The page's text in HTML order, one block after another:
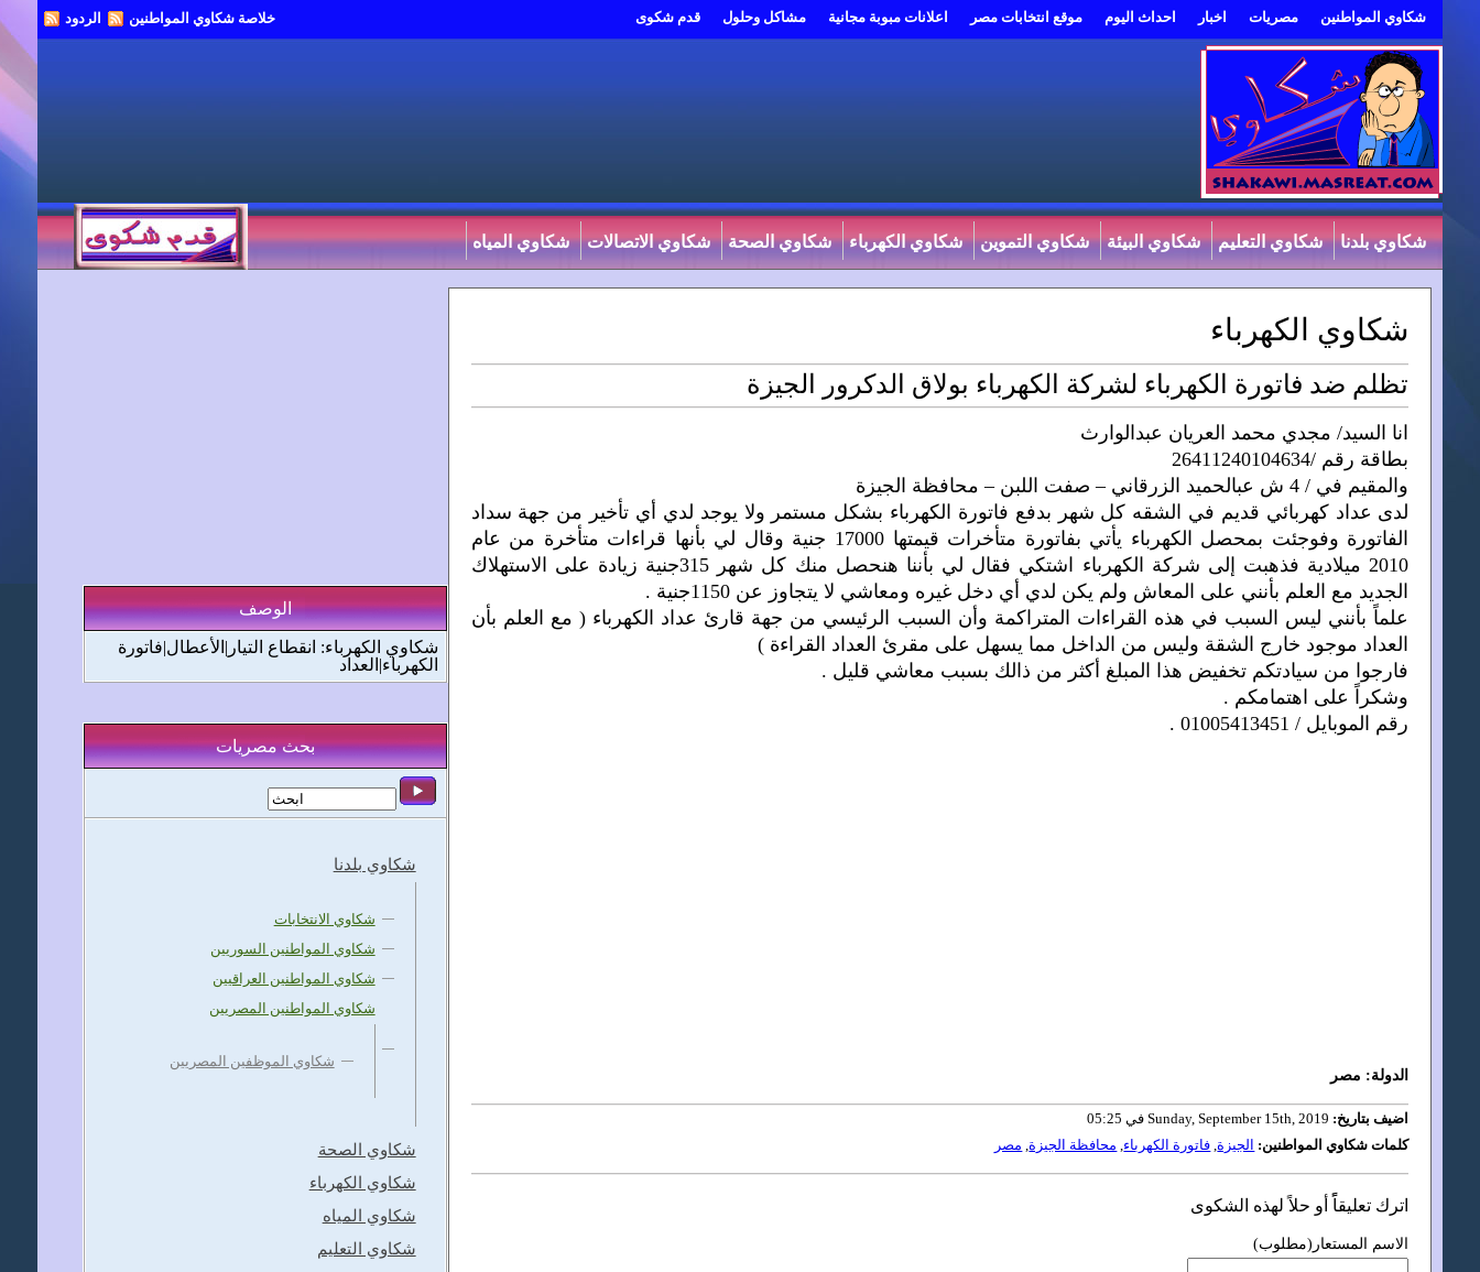
شكاوي المواطنين مصريات اخبار احداث اليوم موقع انتخابات مصر اعلانات مبوبة مجانية مشاكل وحلول قدم شكوى خلاصة شكاوي المواطنين الردود
شكاوي بلدنا شكاوي التعليم شكاوي البيئة شكاوي التموين شكاوي الكهرباء شكاوي الصحة شكاوي الاتصالات شكاوي المياه
شكاوي الكهرباء
تظلم ضد فاتورة الكهرباء لشركة الكهرباء بولاق الدكرور الجيزة
انا السيد/ مجدي محمد العريان عبدالوارث
بطاقة رقم /26411240104634
والمقيم في / 4 ش عبالحميد الزرقاني – صفت اللبن – محافظة الجيزة
لدى عداد كهربائي قديم في الشقه كل شهر بدفع فاتورة الكهرباء بشكل مستمر ولا يوجد لدي أي تأخير من جهة سداد
الفاتورة وفوجئت بمحصل الكهرباء يأتي بفاتورة متأخرات قيمتها 17000 جنية وقال لي بأنها قراءات متأخرة من عام
2010 ميلادية فذهبت إلى شركة الكهرباء اشتكي فقال لي بأننا هنحصل منك كل شهر 315جنية زيادة على الاستهلاك
الجديد مع العلم بأنني على المعاش ولم يكن لدي أي دخل غيره ومعاشي لا يتجاوز عن 1150جنية .
علماً بأنني ليس السبب في هذه القراءات المتراكمة وأن السبب الرئيسي من جهة قارئ عداد الكهرباء ( مع العلم بأن
العداد موجود خارج الشقة وليس من الداخل مما يسهل على مقرئ العداد القراءة )
فارجوا من سيادتكم تخفيض هذا المبلغ أكثر من ذالك بسبب معاشي قليل .
وشكراً على اهتمامكم .
رقم الموبايل / 01005413451 .
الدولة: مصر
اضيف بتاريخ:
كلمات شكاوي المواطنين: الجيزة, فاتورة الكهرباء, محافظة الجيزة, مصر
اترك تعليقاًً أو حلاً لهذه الشكوى
الاسم المستعار(مطلوب)
الوصف
شكاوي الكهرباء: انقطاع التيار|الأعطال|فاتورة
الكهرباء|العداد
بحث مصريات
شكاوي بلدنا
شكاوي الانتخابات
شكاوي المواطنين السوريين
شكاوي المواطنين العراقيين
شكاوي المواطنين المصريين
شكاوي الموظفين المصريين
شكاوي الصحة
شكاوي الكهرباء
شكاوي المياه
شكاوي التعليم